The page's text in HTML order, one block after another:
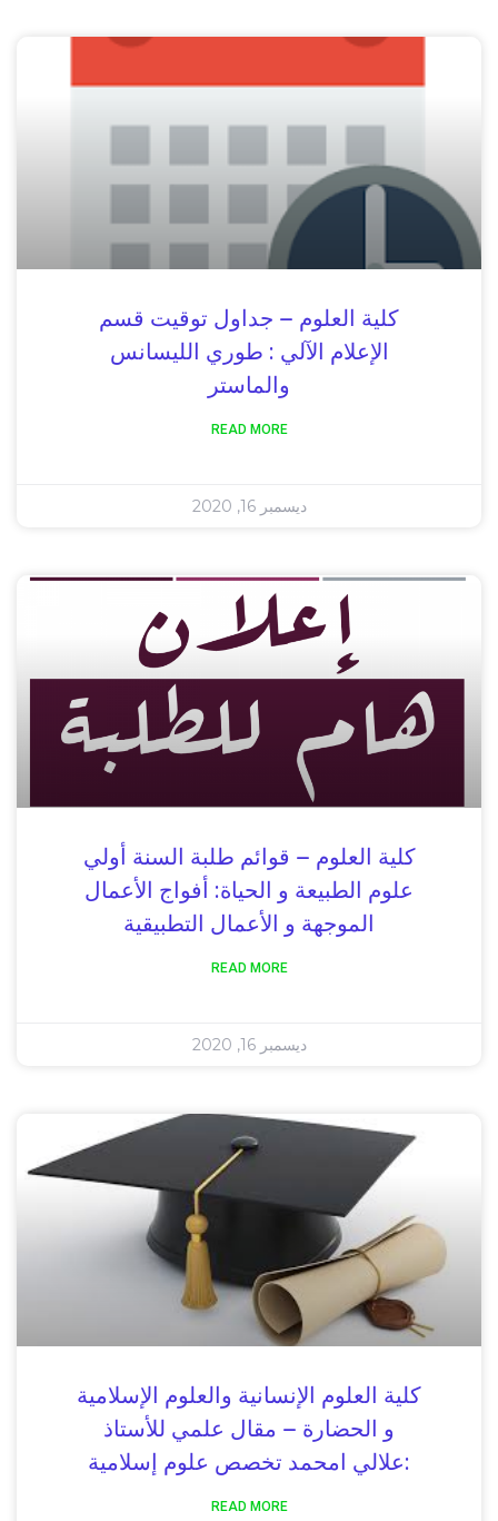
كلية العلوم – جداول توقيت قسم
الإعلام الآلي : طوري الليسانس
والماستر
READ MORE
ديسمبر 16, 2020
كلية العلوم – قوائم طلبة السنة أولي
علوم الطبيعة و الحياة: أفواج الأعمال
الموجهة و الأعمال التطبيقية
READ MORE
ديسمبر 16, 2020
كلية العلوم الإنسانية والعلوم الإسلامية
و الحضارة – مقال علمي للأستاذ
:علالي امحمد تخصص علوم إسلامية
READ MORE